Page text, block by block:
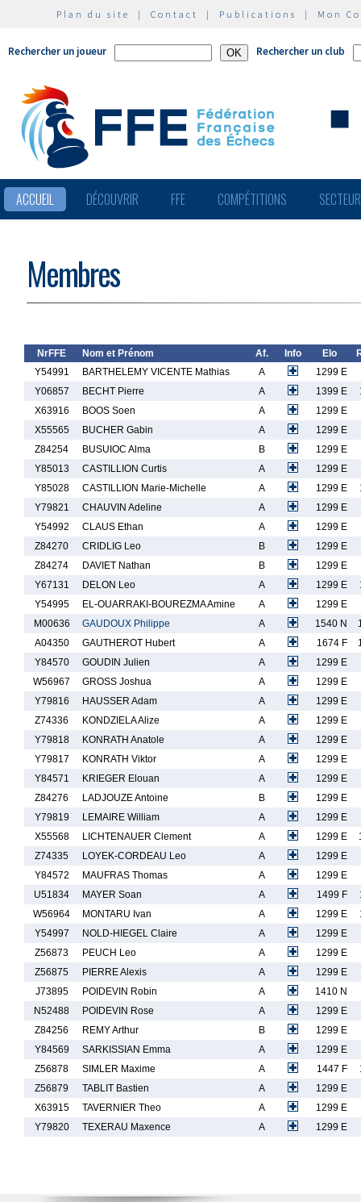
Plan du site | Contact | Publications | Mon
Rechercher un joueur Rechercher un club
ACCUEIL DÉCOUVRIR FFE COMPÉTITIONS
Membres
NrFFE Nom et Prénom Af. Info Elo
Y54991
BARTHELEMY VICENTE Mathias A
1299 E
Y06857
BECHT Pierre A 1399 E
X63916
BOOS Soen A
1299 E
X55565
BUCHER Gabin A
1299 E
Z84254
BUSUIOC Alma B
1299 E
Y85013
CASTILLION Curtis A
1299 E
Y85028
CASTILLION Marie-Michelle A 1299 E
Y79821
CHAUVIN Adeline A
1299 E
Y54992
CLAUS Ethan A
1299 E
Z84270
CRIDLIG Leo B
1299 E
Z84274
DAVIET Nathan B
1299 E
Y67131
DELON Leo A 1299 E
Y54995
EL-OUARRAKI-BOUREZMA Amine A
1299 E
M00636
GAUDOUX Philippe A 1540 N
A04350
GAUTHEROT Hubert A 1674 F
Y84570
GOUDIN Julien A
1299 E
W56967
GROSS Joshua A
1299 E
Y79816
HAUSSER Adam A
1299 E
Z74336
KONDZIELA Alize A
1299 E
Y79818
KONRATH Anatole A
1299 E
Y79817
KONRATH Viktor A
1299 E
Y84571
KRIEGER Elouan A
1299 E
Z84276
LADJOUZE Antoine B
1299 E
Y79819
LEMAIRE William A
1299 E
X55568
LICHTENAUER Clement A 1299 E
Z74335
LOYEK-CORDEAU Leo A
1299 E
Y84572
MAUFRAS Thomas A
1299 E
U51834
MAYER Soan A 1499 F
W56964
MONTARU Ivan A 1299 E
Y54997
NOLD-HIEGEL Claire A
1299 E
Z56873
PEUCH Leo A
1299 E
Z56875
PIERRE Alexis A
1299 E
J73895
POIDEVIN Robin A
1410 N
N52488
POIDEVIN Rose A
1299 E
Z84256
REMY Arthur B
1299 E
Y84569
SARKISSIAN Emma A
1299 E
Z56878
SIMLER Maxime A 1447 F
Z56879
TABLIT Bastien A
1299 E
X63915
TAVERNIER Theo A
1299 E
Y79820
TEXERAU Maxence A 1299 E